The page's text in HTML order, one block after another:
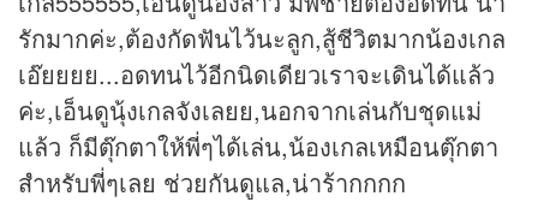
รักมากค่ะ,ต้องกัดฟันไว้นะลูก,สู้ชีวิตมากน้องเกล
เอ๊ยยยย...อดทนไว้อีกนิดเดียวเราจะเดินได้แล้ว
ค่ะ,เอ็นดูนุ้งเกลจังเลยย,นอกจากเล่นกับชุดแม่
แล้ว ก็มีตุ๊กตาให้พี่ๆได้เล่น,น้องเกลเหมือนตุ๊กตา
สำหรับพี่ๆเลย ช่วยกันดูแล,น่าร้ากกกก